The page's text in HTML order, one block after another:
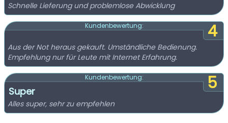
Schnelle Lieferung und problemlose Abwicklung
4
Kundenbewertung:
Aus der Not heraus gekauft. Umständliche Bedienung.
Empfehlung nur für Leute mit Internet Erfahrung.
5
Kundenbewertung:
Super
Alles super, sehr zu empfehlen